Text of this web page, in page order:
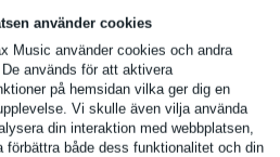
använder cookies
Music använder cookies och andra
används för att aktivera
på hemsidan vilka ger dig en
Vi skulle även vilja använda
din interaktion med webbplatsen,
förbättra både dess funktionalitet och din
till i varukorg
3471 Extendable Handle
aluminiumhandtag för
1-stegs, längd